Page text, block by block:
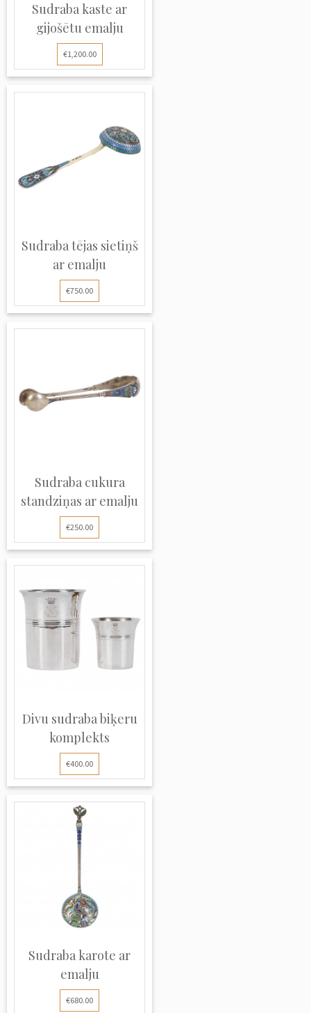
Sudraba kaste ar
gijošētu emalju
€1,200.00
Sudraba tējas sietiņš
ar emalju
€750.00
Sudraba cukura
standziņas ar emalju
€250.00
Divu sudraba biķeru
komplekts
€400.00
Sudraba karote ar
emalju
€680.00